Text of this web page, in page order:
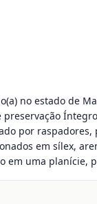
no estado de
preservação
por raspadores,
em sílex,
em uma planície,